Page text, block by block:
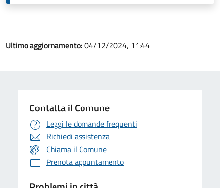
Ultimo aggiornamento: 04/12/2024, 11:44
Contatta il Comune
Leggi le domande frequenti
Richiedi assistenza
Chiama il Comune
Prenota appuntamento